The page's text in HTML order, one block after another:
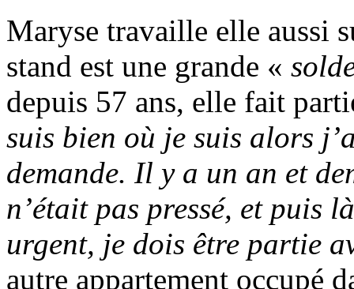
Maryse travaille elle aussi
stand est une grande «
depuis 57 ans, elle fait
suis bien où je suis alors
demande. Il y a un an et
n’était pas pressé, et puis
urgent, je dois être partie
autre appartement occupé